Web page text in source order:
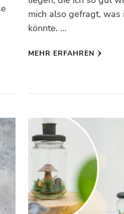
mich also gefragt,
könnte. …
MEHR ERFAHREN